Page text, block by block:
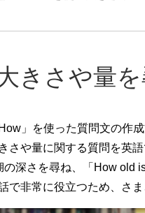
きさや量を
」を使った質問文の作
さや量に関する質問を英
深さを尋ね、「How old
で非常に役立つため、さ